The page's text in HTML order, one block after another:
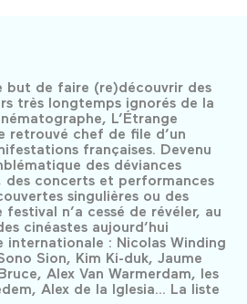
but de faire (re)découvrir des
très longtemps ignorés de la
L’Étrange
retrouvé chef de file d’un
françaises. Devenu
des déviances
des concerts et performances
singulières ou des
n’a cessé de révéler, au
cinéastes aujourd’hui
internationale : Nicolas Winding
Sion, Kim Ki-duk, Jaume
Alex Van Warmerdam, les
Alex de la Iglesia... La liste